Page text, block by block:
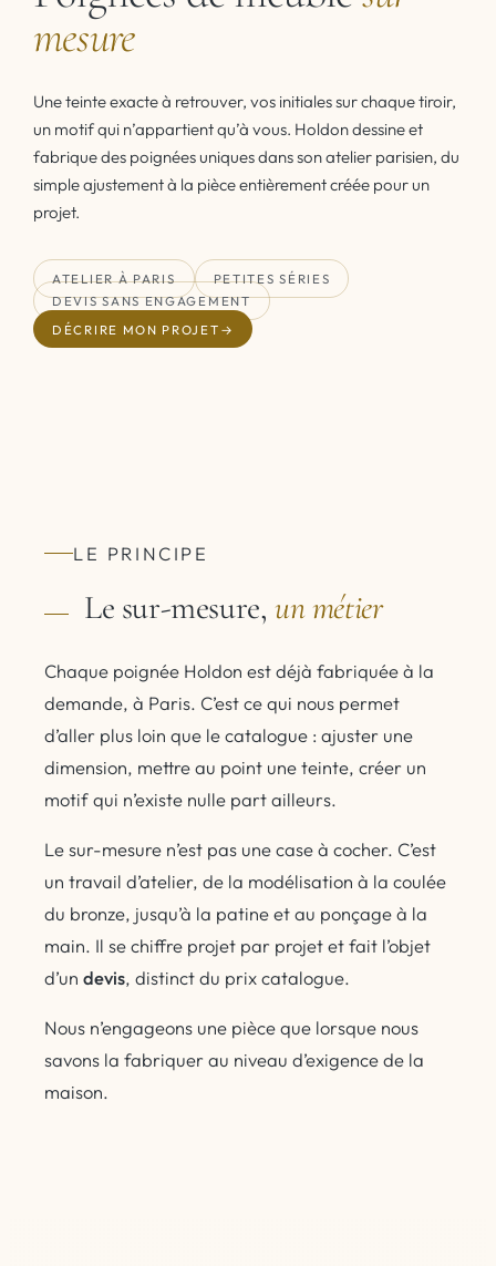
mesure
Une teinte exacte à retrouver, vos initiales sur chaque tiroir,
un motif qui n’appartient qu’à vous. Holdon dessine et
fabrique des poignées uniques dans son atelier parisien, du
simple ajustement à la pièce entièrement créée pour un
projet.
ATELIER À PARIS
PETITES SÉRIES
DEVIS SANS ENGAGEMENT
DÉCRIRE MON PROJET
LE PRINCIPE
Le sur-mesure, un métier
Chaque poignée Holdon est déjà fabriquée à la
demande, à Paris. C’est ce qui nous permet
d’aller plus loin que le catalogue : ajuster une
dimension, mettre au point une teinte, créer un
motif qui n’existe nulle part ailleurs.
Le sur-mesure n’est pas une case à cocher. C’est
un travail d’atelier, de la modélisation à la coulée
du bronze, jusqu’à la patine et au ponçage à la
main. Il se chiffre projet par projet et fait l’objet
d’un devis, distinct du prix catalogue.
Nous n’engageons une pièce que lorsque nous
savons la fabriquer au niveau d’exigence de la
maison.